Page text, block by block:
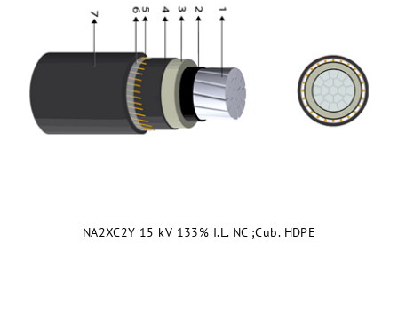
NA2XC2Y 15 kV 133% I.L. NC ;Cub. HDPE